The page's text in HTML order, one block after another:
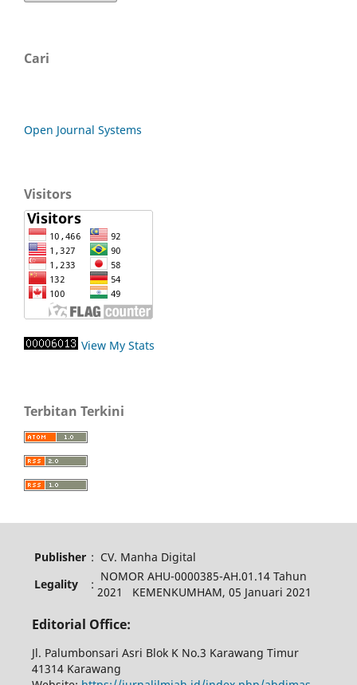
Cari
Open Journal Systems
Visitors
View My Stats
Terbitan Terkini
Publisher : CV. Manha Digital
Legality
:
NOMOR AHU-0000385-AH.01.14 Tahun
2021 KEMENKUMHAM, 05 Januari 2021
Editorial Office:
Jl. Palumbonsari Asri Blok K No.3 Karawang Timur
41314 Karawang